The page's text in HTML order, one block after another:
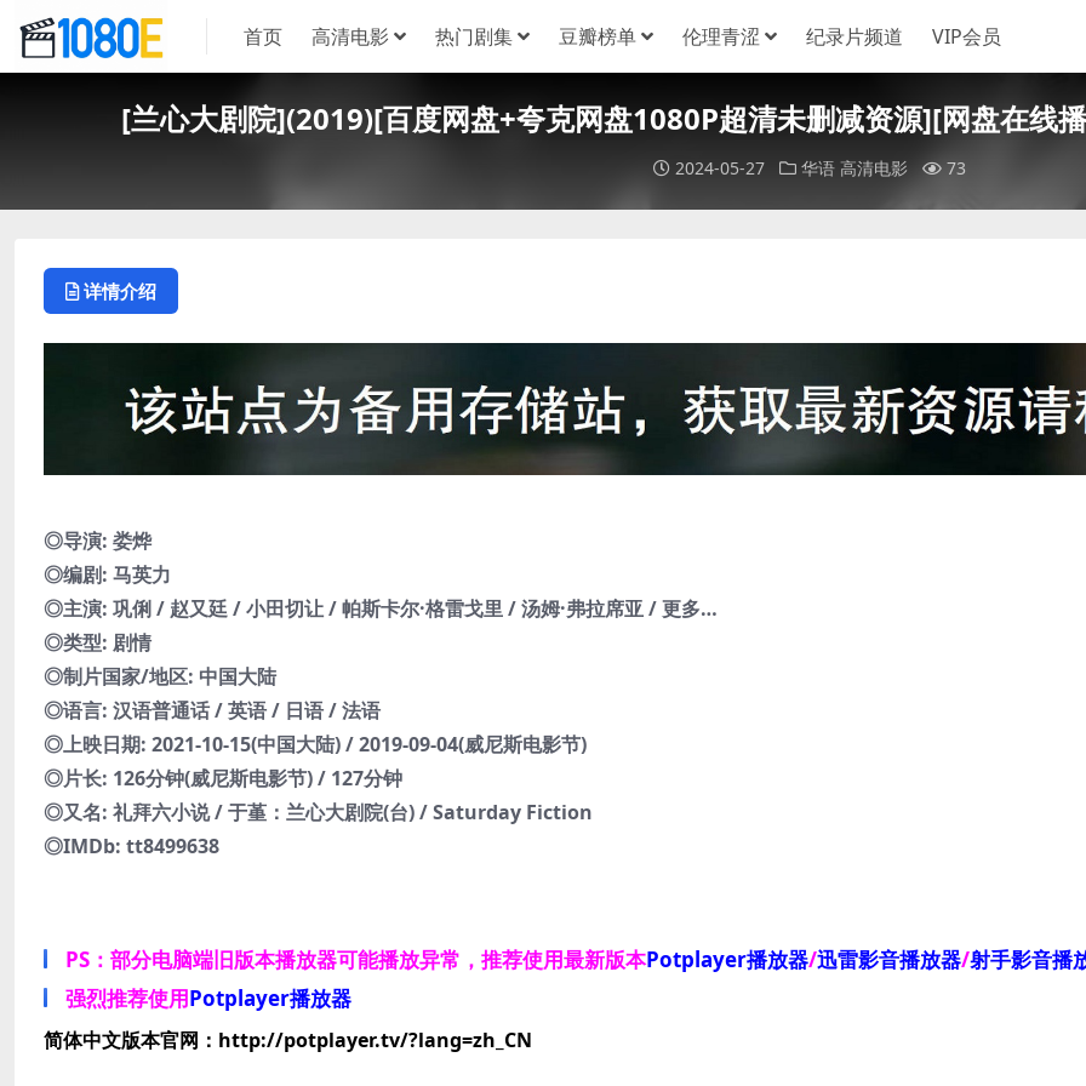
首页 高清电影 热门剧集 豆瓣榜单 伦理青涩 纪录片频道 VIP会员
[兰心大剧院](2019)[百度网盘+夸克网盘1080P超清未删减资源][网盘在线
2024-05-27 华语 高清电影 73
详情介绍
◎导演: 娄烨
◎编剧: 马英力
◎主演: 巩俐 / 赵又廷 / 小田切让 / 帕斯卡尔·格雷戈里 / 汤姆·弗拉席亚 / 更多…
◎类型: 剧情
◎制片国家/地区: 中国大陆
◎语言: 汉语普通话 / 英语 / 日语 / 法语
◎上映日期: 2021-10-15(中国大陆) / 2019-09-04(威尼斯电影节)
◎片长: 126分钟(威尼斯电影节) / 127分钟
◎又名: 礼拜六小说 / 于堇：兰心大剧院(台) / Saturday Fiction
◎IMDb: tt8499638
PS：部分电脑端旧版本播放器可能播放异常，推荐使用最新版本Potplayer播放器/迅雷影音播放器/射手影音播
强烈推荐使用Potplayer播放器
简体中文版本官网：http://potplayer.tv/?lang=zh_CN